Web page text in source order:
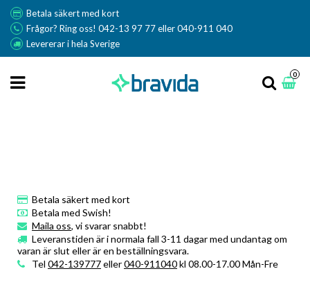
Betala säkert med kort
Frågor? Ring oss! 042-13 97 77 eller 040-911 040
Levererar i hela Sverige
0
Betala säkert med kort
Betala med Swish!
Maila oss, vi svarar snabbt!
Leveranstiden är i normala fall 3-11 dagar med undantag om
varan är slut eller är en beställningsvara.
Tel 042-139777eller040-911040kl 08.00-17.00 Mån-Fre